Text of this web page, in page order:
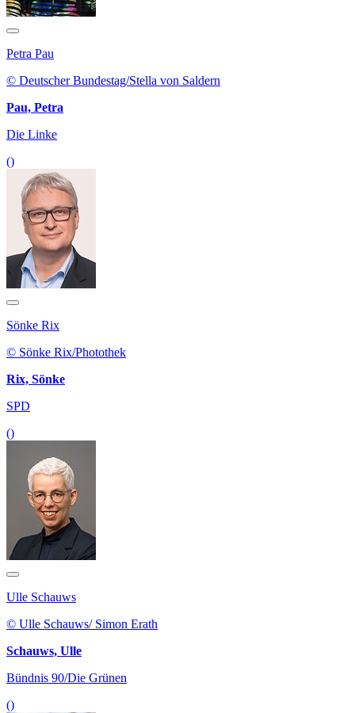
Petra Pau
© Deutscher Bundestag/Stella von Saldern
Pau, Petra
Die Linke
()
Sönke Rix
© Sönke Rix/Photothek
Rix, Sönke
SPD
()
Ulle Schauws
© Ulle Schauws/ Simon Erath
Schauws, Ulle
Bündnis 90/Die Grünen
()